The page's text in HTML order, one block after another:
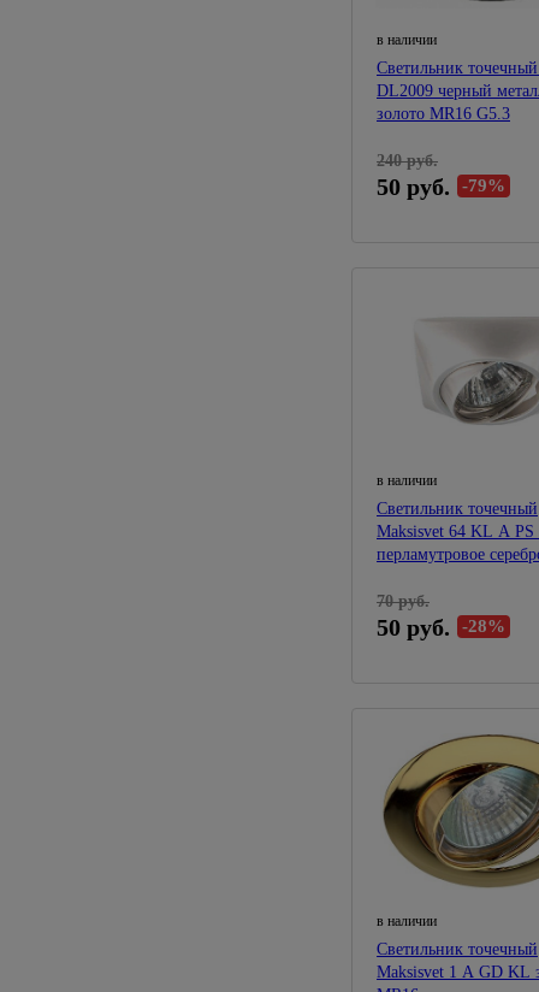
в наличии
Светильник
DL2009 черный
золото MR16 G5.3
240 руб.
50 руб. -79%
в наличии
Светильник точечный
Maksisvet 64 KL A PS
перламутровое
70 руб.
50 руб. -28%
в наличии
Светильник точечный
Maksisvet 1 A GD KL